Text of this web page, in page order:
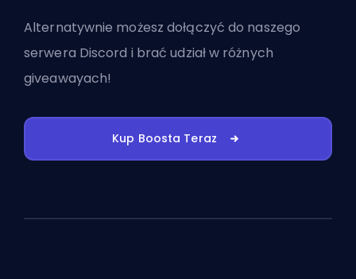
Alternatywnie możeszdołączyć do naszego
serwera Discord i brać udział w różnych
giveawayach!
Kup Boosta Teraz